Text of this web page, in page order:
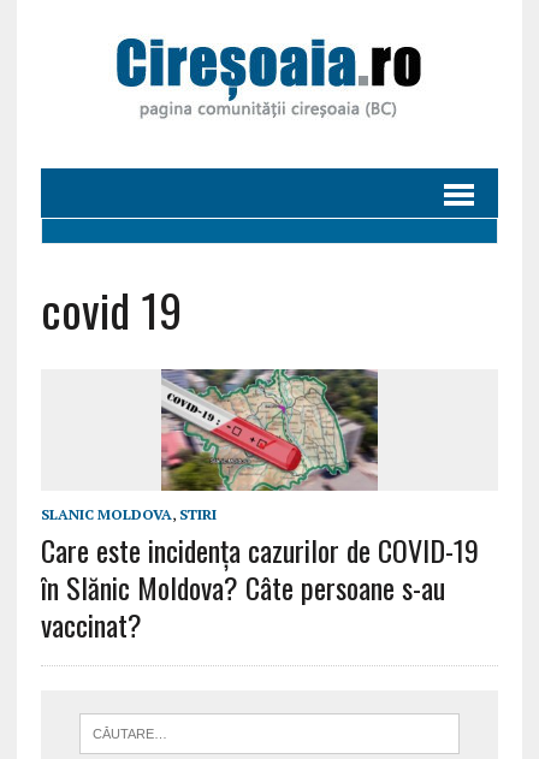
covid 19
SLANIC MOLDOVA, STIRI
Care este incidența cazurilor de COVID-19
în Slănic Moldova? Câte persoane s-au
vaccinat?